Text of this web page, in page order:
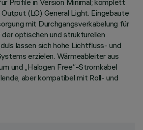
Profile in Version Minimal; komplett
(LO) General Light. Eingebaute
mit Durchgangsverkabelung für
optischen und strukturellen
lassen sich hohe Lichtfluss- und
erzielen. Wärmeableiter aus
und „Halogen Free“-Stromkabel
aber kompatibel mit Roll- und